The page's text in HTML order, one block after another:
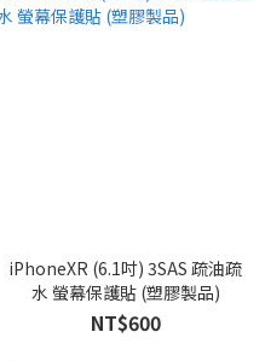
iPhoneXR (6.1吋) 3SAS 疏油疏
水 螢幕保護貼 (塑膠製品)
NT$600